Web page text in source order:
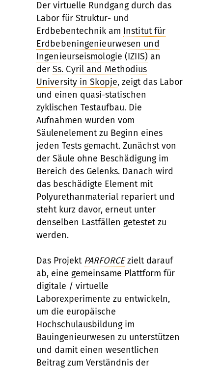
Der virtuelle Rundgang durch das
Labor für Struktur- und
Erdbebentechnik am Institut für
Erdbebeningenieurwesen und
Ingenieurseismologie (IZIIS) an
der Ss. Cyril and Methodius
University in Skopje, zeigt das Labor
und einen quasi-statischen
zyklischen Testaufbau. Die
Aufnahmen wurden vom
Säulenelement zu Beginn eines
jeden Tests gemacht. Zunächst von
der Säule ohne Beschädigung im
Bereich des Gelenks. Danach wird
das beschädigte Element mit
Polyurethanmaterial repariert und
steht kurz davor, erneut unter
denselben Lastfällen getestet zu
werden.
Das Projekt PARFORCEzielt darauf
ab, eine gemeinsame Plattform für
digitale / virtuelle
Laborexperimente zu entwickeln,
um die europäische
Hochschulausbildung im
Bauingenieurwesen zu unterstützen
und damit einen wesentlichen
Beitrag zum Verständnis der